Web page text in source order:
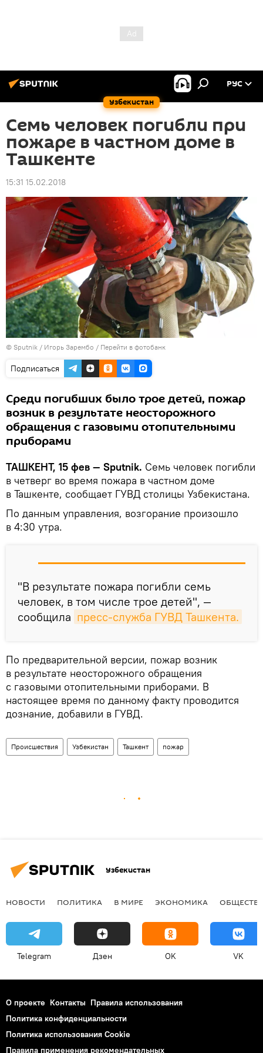
Узбекистан
РУС
Семь человек погибли при
пожаре в частном доме в
Ташкенте
15:31 15.02.2018
© Sputnik / Игорь Зарембо / Перейти в фотобанк
Подписаться
Среди погибших было трое детей, пожар
возник в результате неосторожного
обращения с газовыми отопительными
приборами
ТАШКЕНТ, 15 фев — Sputnik. Семь человек погибли
в четверг во время пожара в частном доме
в Ташкенте, сообщает ГУВД столицы Узбекистана.
По данным управления, возгорание произошло
в 4:30 утра.
"В результате пожара погибли семь
человек, в том числе трое детей", —
сообщила пресс-служба ГУВД Ташкента.
По предварительной версии, пожар возник
в результате неосторожного обращения
с газовыми отопительными приборами. В
настоящее время по данному факту проводится
дознание, добавили в ГУВД.
Происшествия Узбекистан Ташкент пожар
Узбекистан
НОВОСТИ ПОЛИТИКА В МИРЕ ЭКОНОМИКА
Telegram Дзен OK VK
О проекте Контакты Правила использования
Политика конфиденциальности
Политика использования Cookie
Правила применения рекомендательных